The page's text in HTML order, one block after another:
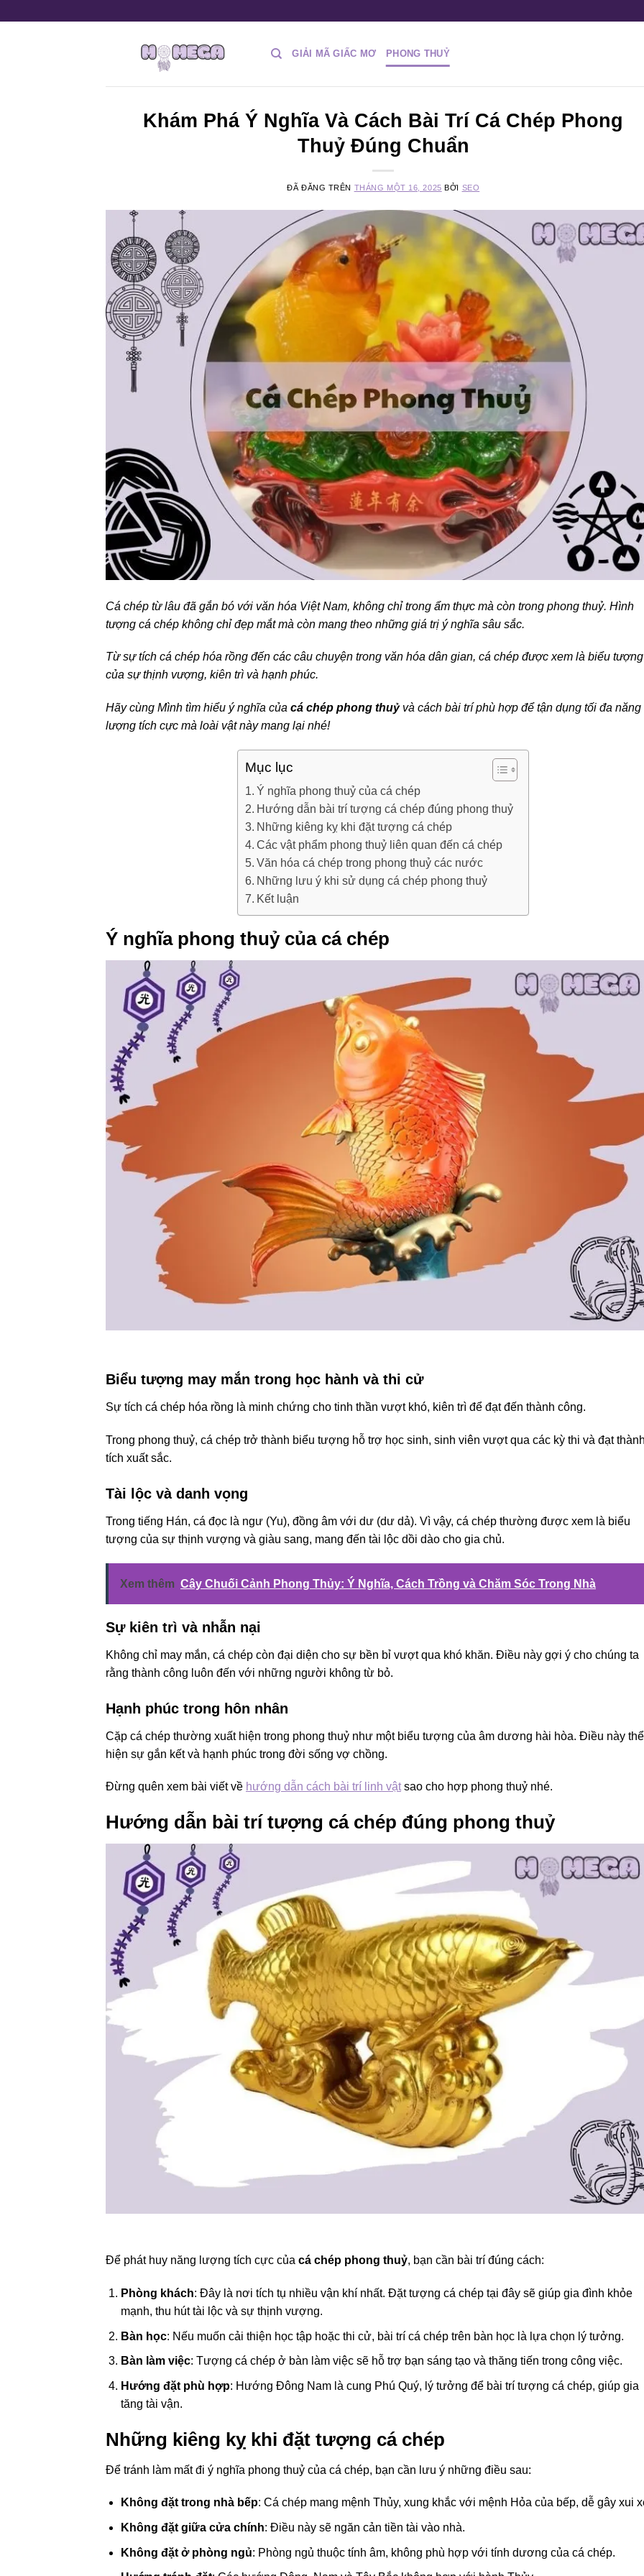
GIẢI MÃ GIẤC MƠ PHONG THUỶ
Khám Phá Ý Nghĩa Và Cách Bài Trí Cá Chép Phong
Thuỷ Đúng Chuẩn
ĐÃ ĐĂNG TRÊN THÁNG MỘT 16, 2025 BỞI SEO
Cá chép từ lâu đã gắn bó với văn hóa Việt Nam, không chỉ trong ẩm thực mà còn trong phong thuỷ. Hình
tượng cá chép không chỉ đẹp mắt mà còn mang theo những giá trị ý nghĩa sâu sắc.
Từ sự tích cá chép hóa rồng đến các câu chuyện trong văn hóa dân gian, cá chép được xem là biểu tượng
của sự thịnh vượng, kiên trì và hạnh phúc.
Hãy cùng Mình tìm hiểu ý nghĩa của cá chép phong thuỷvà cách bài trí phù hợp để tận dụng tối đa năng
lượng tích cực mà loài vật này mang lại nhé!
Mục lục
Ý nghĩa phong thuỷ của cá chép
Hướng dẫn bài trí tượng cá chép đúng phong thuỷ
Những kiêng kỵ khi đặt tượng cá chép
Các vật phẩm phong thuỷ liên quan đến cá chép
Văn hóa cá chép trong phong thuỷ các nước
Những lưu ý khi sử dụng cá chép phong thuỷ
Kết luận
Ý nghĩa phong thuỷ của cá chép
Biểu tượng may mắn trong học hành và thi cử
Sự tích cá chép hóa rồng là minh chứng cho tinh thần vượt khó, kiên trì để đạt đến thành công.
Trong phong thuỷ, cá chép trở thành biểu tượng hỗ trợ học sinh, sinh viên vượt qua các kỳ thi và đạt
tích xuất sắc.
Tài lộc và danh vọng
Trong tiếng Hán, cá đọc là ngư (Yu), đồng âm với dư (dư dả). Vì vậy, cá chép thường được xem là biểu
tượng của sự thịnh vượng và giàu sang, mang đến tài lộc dồi dào cho gia chủ.
Xem thêm Cây Chuối Cảnh Phong Thủy: Ý Nghĩa, Cách Trồng và Chăm Sóc Trong Nhà
Sự kiên trì và nhẫn nại
Không chỉ may mắn, cá chép còn đại diện cho sự bền bỉ vượt qua khó khăn. Điều này gợi ý cho chúng ta
rằng thành công luôn đến với những người không từ bỏ.
Hạnh phúc trong hôn nhân
Cặp cá chép thường xuất hiện trong phong thuỷ như một biểu tượng của âm dương hài hòa. Điều này thể
hiện sự gắn kết và hạnh phúc trong đời sống vợ chồng.
Đừng quên xem bài viết về hướng dẫn cách bài trí linh vậtsao cho hợp phong thuỷ nhé.
Hướng dẫn bài trí tượng cá chép đúng phong thuỷ
Để phát huy năng lượng tích cực của cá chép phong thuỷ, bạn cần bài trí đúng cách:
Phòng khách: Đây là nơi tích tụ nhiều vận khí nhất. Đặt tượng cá chép tại đây sẽ giúp gia đình khỏe
mạnh, thu hút tài lộc và sự thịnh vượng.
Bàn học: Nếu muốn cải thiện học tập hoặc thi cử, bài trí cá chép trên bàn học là lựa chọn lý tưởng.
Bàn làm việc: Tượng cá chép ở bàn làm việc sẽ hỗ trợ bạn sáng tạo và thăng tiến trong công việc.
Hướng đặt phù hợp: Hướng Đông Nam là cung Phú Quý, lý tưởng để bài trí tượng cá chép, giúp gia
tăng tài vận.
Những kiêng kỵ khi đặt tượng cá chép
Để tránh làm mất đi ý nghĩa phong thuỷ của cá chép, bạn cần lưu ý những điều sau:
Không đặt trong nhà bếp: Cá chép mang mệnh Thủy, xung khắc với mệnh Hỏa của bếp, dễ gây xui
Không đặt giữa cửa chính: Điều này sẽ ngăn cản tiền tài vào nhà.
Không đặt ở phòng ngủ: Phòng ngủ thuộc tính âm, không phù hợp với tính dương của cá chép.